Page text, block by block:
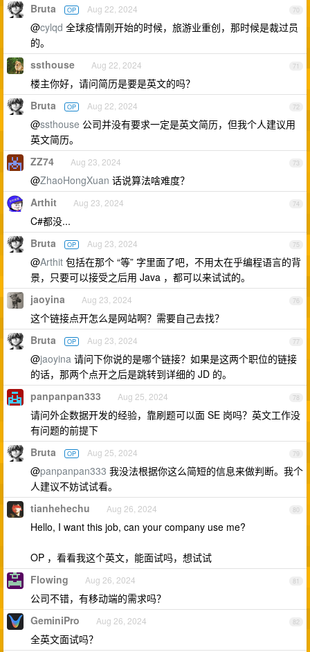
70
Bruta OP Aug 22, 2024
@cylqd 全球疫情刚开始的时候，旅游业重创，那时候是裁过员
的。
71
ssthouse Aug 22, 2024
楼主你好，请问简历是要是英文的吗？
72
Bruta OP Aug 22, 2024
@ssthouse 公司并没有要求一定是英文简历，但我个人建议用
英文简历。
73
ZZ74 Aug 23, 2024
@ZhaoHongXuan 话说算法啥难度？
74
Arthit Aug 23, 2024
C#都没...
75
Bruta OP Aug 23, 2024
@Arthit 包括在那个 “等” 字里面了吧，不用太在乎编程语言的背
景，只要可以接受之后用 Java ，都可以来试试的。
76
jaoyina Aug 23, 2024
这个链接点开怎么是网站啊？需要自己去找？
77
Bruta OP Aug 23, 2024
@jaoyina 请问下你说的是哪个链接？如果是这两个职位的链接
的话，那两个点开之后是跳转到详细的 JD 的。
78
panpanpan333 Aug 25, 2024
请问外企数据开发的经验，靠刷题可以面 SE 岗吗？英文工作没
有问题的前提下
79
Bruta OP Aug 25, 2024
@panpanpan333 我没法根据你这么简短的信息来做判断。我个
人建议不妨试试看。
80
tianhehechu Aug 26, 2024
Hello, I want this job, can your company use me?
OP ，看看我这个英文，能面试吗，想试试
81
Flowing Aug 26, 2024
公司不错，有移动端的需求吗？
82
GeminiPro Aug 26, 2024
全英文面试吗？